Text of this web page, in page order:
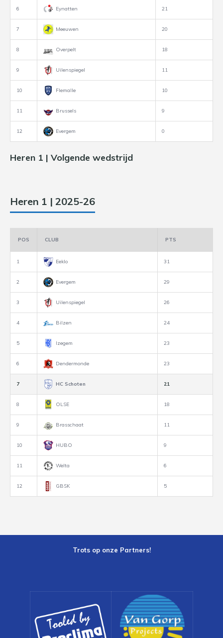
6 Eynatten 21
7 Meeuwen 20
8 Overpelt 18
9 Uilenspiegel 11
10 Flemalle 10
11 Brussels 9
12 Evergem 0
Heren 1 | Volgende wedstrijd
Heren 1 | 2025-26
POS CLUB PTS
1 Eeklo 31
2 Evergem 29
3 Uilenspiegel 26
4 Bilzen 24
5 Izegem 23
6 Dendermonde 23
7 HC Schoten 21
8 OLSE 18
9 Brasschaat 11
10 HUBO 9
11 Welta 6
12 GBSK 5
Trots op onze Partners!